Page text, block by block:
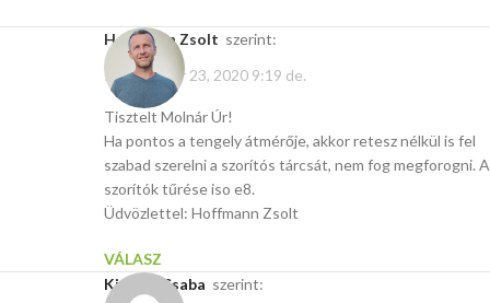
Hoffmann Zsolt szerint:
szeptember 23, 2020 9:19 de.
Tisztelt Molnár Úr!
Ha pontos a tengely átmérője, akkor retesz nélkül is fel
szabad szerelni a szorítós tárcsát, nem fog megforogni. A
szorítók tűrése iso e8.
Üdvözlettel: Hoffmann Zsolt
VÁLASZ
Kis Dér Csaba szerint: